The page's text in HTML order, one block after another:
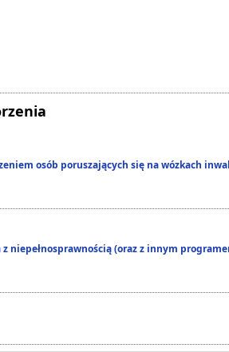
osób poruszających się na wózkach
niepełnosprawnością (oraz z innym